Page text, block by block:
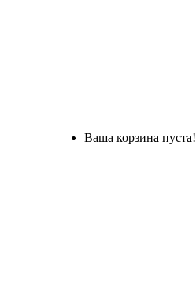
Ваша корзина пуста!